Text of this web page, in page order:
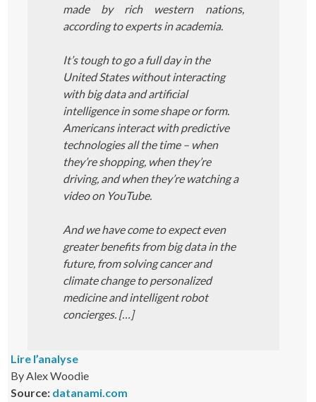
made by rich western nations,
according to experts in academia.
It’s tough to go a full day in the
United States without interacting
with big data and artificial
intelligence in some shape or form.
Americans interact with predictive
technologies all the time – when
they’re shopping, when they’re
driving, and when they’re watching a
video on YouTube.
And we have come to expect even
greater benefits from big data in the
future, from solving cancer and
climate change to personalized
medicine and intelligent robot
concierges. […]
Lire l’analyse
By Alex Woodie
Source: datanami.com